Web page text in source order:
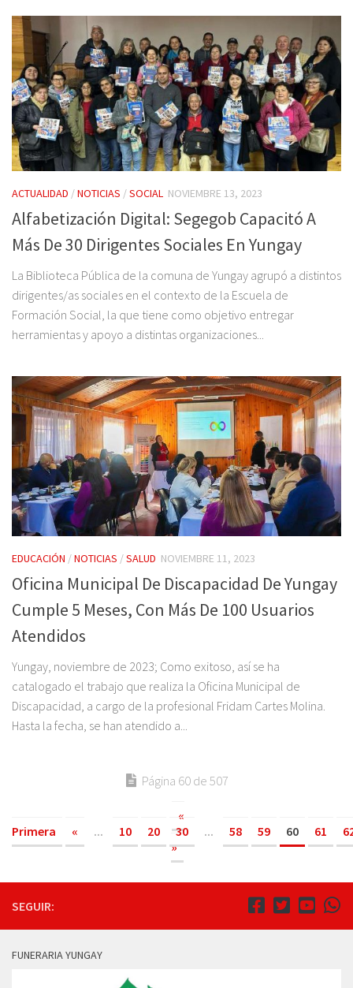
ACTUALIDAD /NOTICIAS /SOCIAL NOVIEMBRE 13, 2023
Alfabetización Digital: Segegob Capacitó A
Más De 30 Dirigentes Sociales En Yungay
La Biblioteca Pública de la comuna de Yungay agrupó a distintos
dirigentes/as sociales en el contexto de la Escuela de
Formación Social, la que tiene como objetivo entregar
herramientas y apoyo a distintas organizaciones...
EDUCACIÓN /NOTICIAS /SALUD NOVIEMBRE 11, 2023
Oficina Municipal De Discapacidad De Yungay
Cumple 5 Meses, Con Más De 100 Usuarios
Atendidos
Yungay, noviembre de 2023; Como exitoso, así se ha
catalogado el trabajo que realiza la Oficina Municipal de
Discapacidad, a cargo de la profesional Fridam Cartes Molina.
Hasta la fecha, se han atendido a...
Página 60 de 507
«
Primera
« ... 10 20 30 ... 58 59 60 61
»
SEGUIR:
FUNERARIA YUNGAY